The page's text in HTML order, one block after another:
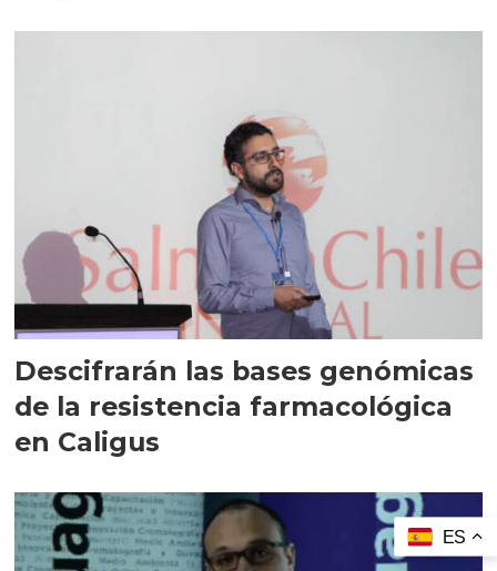
Descifrarán las bases genómicas
de la resistencia farmacológica
en Caligus
ES